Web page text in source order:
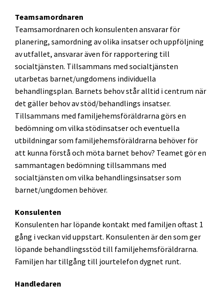
Teamsamordnaren
Teamsamordnaren och konsulenten ansvarar för
planering, samordning av olika insatser och uppföljning
av utfallet, ansvarar även för rapportering till
socialtjänsten. Tillsammans med socialtjänsten
utarbetas barnet/ungdomens individuella
behandlingsplan. Barnets behov står alltid i centrum när
det gäller behov av stöd/behandlings insatser.
Tillsammans med familjehemsföräldrarna görs en
bedömning om vilka stödinsatser och eventuella
utbildningar som familjehemsföräldrarna behöver för
att kunna förstå och möta barnet behov? Teamet gör en
sammantagen bedömning tillsammans med
socialtjänsten om vilka behandlingsinsatser som
barnet/ungdomen behöver.
Konsulenten
Konsulenten har löpande kontakt med familjen oftast 1
gång i veckan vid uppstart. Konsulenten är den som ger
löpande behandlingsstöd till familjehemsföräldrarna.
Familjen har tillgång till jourtelefon dygnet runt.
Handledaren